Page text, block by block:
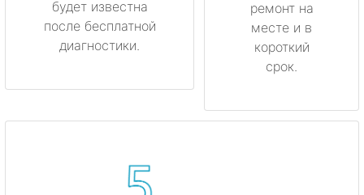
будет известна
после бесплатной
диагностики.
ремонт на
месте и в
короткий
срок.